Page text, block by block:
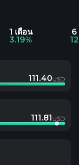
1 เดือน
3.19%
6
111.40USD
111.81 USD